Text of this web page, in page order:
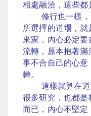
相處融洽，這些都
修行也一樣，既
所選擇的道場，
來家，內心必定
流轉，原本抱著滿
事不合自己的心意
轉。
這樣就算在道
很多研究，也都是
而已，內心不堅